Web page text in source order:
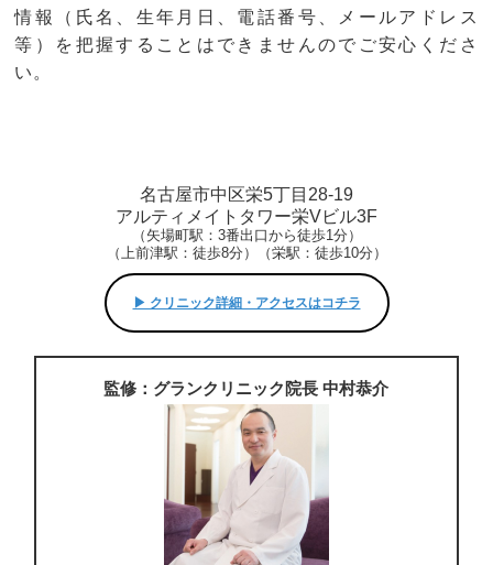
情報（氏名、生年月日、電話番号、メールアドレス
等）を把握することはできませんのでご安心くださ
い。
名古屋市中区栄5丁目28-19
アルティメイトタワー栄Vビル3F
（矢場町駅：3番出口から徒歩1分）
（上前津駅：徒歩8分）（栄駅：徒歩10分）
▶︎ クリニック詳細・アクセスはコチラ
監修：グランクリニック院長 中村恭介